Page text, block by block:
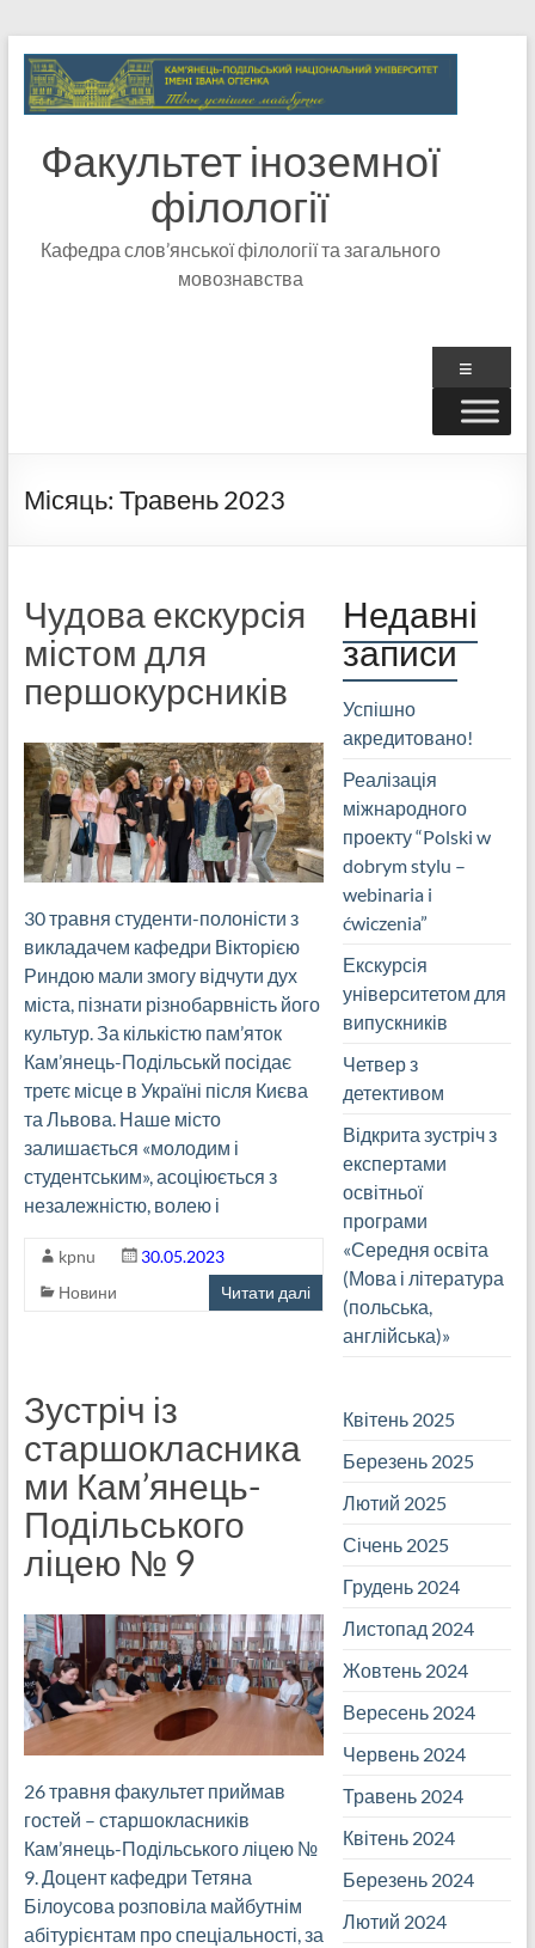
Факультет іноземної
філології
Кафедра слов’янської філології та загального
мовознавства
Місяць: Травень 2023
Чудова екскурсія
містом для
першокурсників
30 травня студенти-полоністи з
викладачем кафедри Вікторією
Риндою мали змогу відчути дух
міста, пізнати різнобарвність його
культур. За кількістю пам’яток
Кам’янець-Подільськй посідає
третє місце в Україні після Києва
та Львова. Наше місто
залишається «молодим і
студентським», асоціюється з
незалежністю, волею і
kpnu
30.05.2023
Новини
Читати далі
Зустріч із
старшокласника
ми Кам’янець-
Подільського
ліцею № 9
26 травня факультет приймав
гостей – старшокласників
Кам’янець-Подільського ліцею №
9. Доцент кафедри Тетяна
Білоусова розповіла майбутнім
абітурієнтам про спеціальності, за
Недавні
записи
Успішно
акредитовано!
Реалізація
міжнародного
проекту “Polski w
dobrym stylu –
webinaria i
ćwiczenia”
Екскурсія
університетом для
випускників
Четвер з
детективом
Відкрита зустріч з
експертами
освітньої
програми
«Середня освіта
(Мова і література
(польська,
англійська)»
Квітень 2025
Березень 2025
Лютий 2025
Січень 2025
Грудень 2024
Листопад 2024
Жовтень 2024
Вересень 2024
Червень 2024
Травень 2024
Квітень 2024
Березень 2024
Лютий 2024